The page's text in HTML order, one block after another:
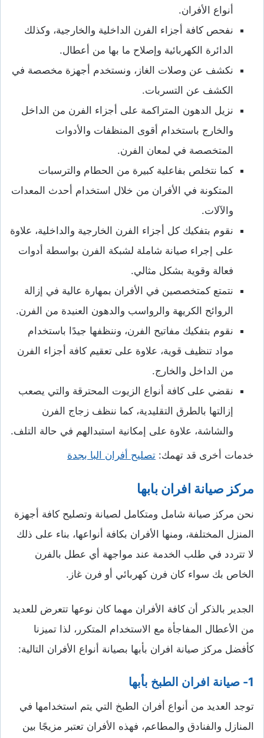
أنواع الأفران.
نفحص كافة أجزاء الفرن الداخلية والخارجية، وكذلك
الدائرة الكهربائية وإصلاح ما بها من أعطال.
نكشف عن وصلات الغاز، ونستخدم أجهزة مخصصة في
الكشف عن التسربات.
نزيل الدهون المتراكمة على أجزاء الفرن من الداخل
والخارج باستخدام أقوى المنظفات والأدوات
المتخصصة في لمعان الفرن.
كما نتخلص بفاعلية كبيرة من الحطام والترسبات
المتكونة في الأفران من خلال استخدام أحدث المعدات
والآلات.
نقوم بتفكيك كل أجزاء الفرن الخارجية والداخلية، علاوة
على إجراء صيانة شاملة لشبكة الفرن بواسطة أدوات
فعالة وقوية بشكل مثالي.
نتمتع كمتخصصين في الأفران بمهارة عالية في إزالة
الروائح الكريهة والرواسب والدهون العنيدة من الفرن.
نقوم بتفكيك مفاتيح الفرن، وننظفها جيدًا باستخدام
مواد تنظيف قوية، علاوة على تعقيم كافة أجزاء الفرن
من الداخل والخارج.
نقضي على كافة أنواع الزيوت المحترقة والتي يصعب
إزالتها بالطرق التقليدية، كما ننظف زجاج الفرن
والشاشة، علاوة على إمكانية استبدالهم في حالة التلف.
خدمات أخرى قد تهمك: تصليح أفران البا بجدة
مركز صيانة افران بابها
نحن مركز صيانة شامل ومتكامل لصيانة وتصليح كافة أجهزة
المنزل المختلفة، ومنها الأفران بكافة أنواعها، بناء على ذلك
لا تتردد في طلب الخدمة عند مواجهة أي عطل بالفرن
الخاص بك سواء كان فرن كهربائي أو فرن غاز.
الجدير بالذكر أن كافة الأفران مهما كان نوعها تتعرض للعديد
من الأعطال المفاجأة مع الاستخدام المتكرر، لذا تميزنا
كأفضل مركز صيانة افران بأبها بصيانة أنواع الأفران التالية:
1- صيانة افران الطبخ بأبها
توجد العديد من أنواع أفران الطبخ التي يتم استخدامها في
المنازل والفنادق والمطاعم، فهذه الأفران تعتبر مزيجًا بين